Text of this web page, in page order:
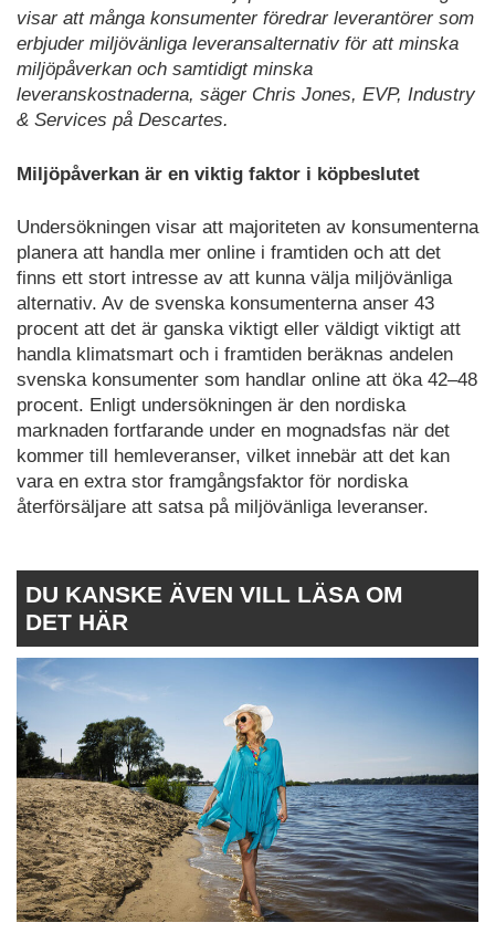
visar att många konsumenter föredrar leverantörer som
erbjuder miljövänliga leveransalternativ för att minska
miljöpåverkan och samtidigt minska
leveranskostnaderna, säger Chris Jones, EVP, Industry
& Services på Descartes.
Miljöpåverkan är en viktig faktor i köpbeslutet
Undersökningen visar att majoriteten av konsumenterna
planera att handla mer online i framtiden och att det
finns ett stort intresse av att kunna välja miljövänliga
alternativ. Av de svenska konsumenterna anser 43
procent att det är ganska viktigt eller väldigt viktigt att
handla klimatsmart och i framtiden beräknas andelen
svenska konsumenter som handlar online att öka 42–48
procent. Enligt undersökningen är den nordiska
marknaden fortfarande under en mognadsfas när det
kommer till hemleveranser, vilket innebär att det kan
vara en extra stor framgångsfaktor för nordiska
återförsäljare att satsa på miljövänliga leveranser.
DU KANSKE ÄVEN VILL LÄSA OM
DET HÄR